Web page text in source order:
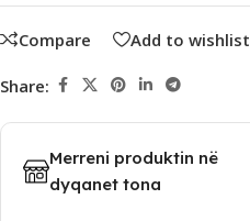
Compare Add to wishlist
Share:
Merreni produktin në
dyqanet tona